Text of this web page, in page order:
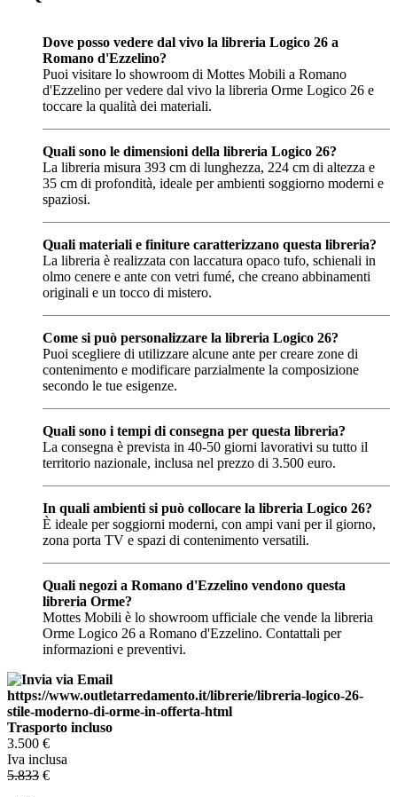
Dove posso vedere dal vivo la libreria Logico 26 a
Romano d'Ezzelino?
Puoi visitare lo showroom di Mottes Mobili a Romano
d'Ezzelino per vedere dal vivo la libreria Orme Logico 26 e
toccare la qualità dei materiali.
Quali sono le dimensioni della libreria Logico 26?
La libreria misura 393 cm di lunghezza, 224 cm di altezza e
35 cm di profondità, ideale per ambienti soggiorno moderni e
spaziosi.
Quali materiali e finiture caratterizzano questa libreria?
La libreria è realizzata con laccatura opaco tufo, schienali in
olmo cenere e ante con vetri fumé, che creano abbinamenti
originali e un tocco di mistero.
Come si può personalizzare la libreria Logico 26?
Puoi scegliere di utilizzare alcune ante per creare zone di
contenimento e modificare parzialmente la composizione
secondo le tue esigenze.
Quali sono i tempi di consegna per questa libreria?
La consegna è prevista in 40-50 giorni lavorativi su tutto il
territorio nazionale, inclusa nel prezzo di 3.500 euro.
In quali ambienti si può collocare la libreria Logico 26?
È ideale per soggiorni moderni, con ampi vani per il giorno,
zona porta TV e spazi di contenimento versatili.
Quali negozi a Romano d'Ezzelino vendono questa
libreria Orme?
Mottes Mobili è lo showroom ufficiale che vende la libreria
Orme Logico 26 a Romano d'Ezzelino. Contattali per
informazioni e preventivi.
Trasporto incluso
3.500 €
Iva inclusa
5.833 €